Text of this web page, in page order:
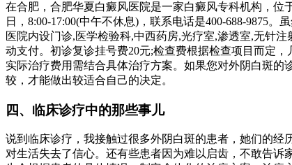
在合肥，合肥华夏白癜风医院是一家白癜风专科机构，位
日，8:00-17:00(中午不休息)，联系电话是400-688-9875
医院内设门诊,医学检验科,中西药房,光疗室,渗透室,无针
动支付。初诊复诊挂号费20元;检查费根据检查项目而定
实际治疗费用需结合具体治疗方案。如果您对外阴白斑
较，才能做出较适合自己的决定。
四、临床诊疗中的那些事儿
说到临床诊疗，我接触过很多外阴白斑的患者，她们的经
对生活失去了信心。还有些患者因为难以启齿，不敢告